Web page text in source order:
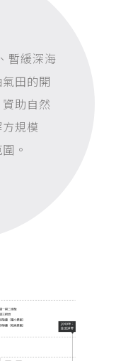
暫緩深海
田的開
助自然
規模
。